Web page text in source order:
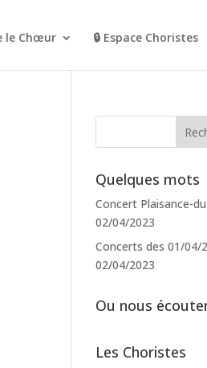
le Chœur 🔒 Espace Choristes
Quelques mots
Concert Plaisance-
02/04/2023
Concerts des 01/04/
02/04/2023
Ou nous
Les Choristes